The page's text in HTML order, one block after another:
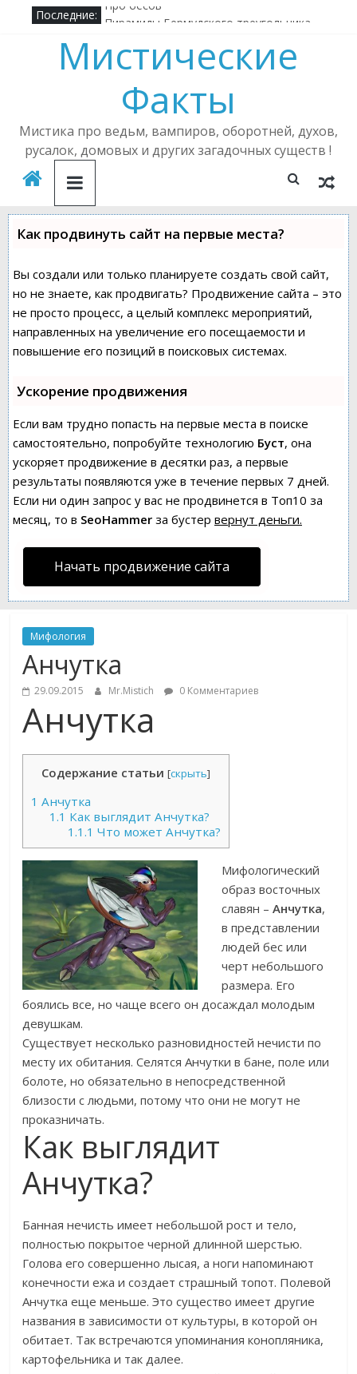
Последние: Про бесов
Алена Полынь — легендарная ведьма
Кричащий лес
Где в России можно встретить русалку?
Подселенный бес
Мистические
Факты
Мистика про ведьм, вампиров, оборотней, духов,
русалок, домовых и других загадочных существ !
Как продвинуть сайт на первые места?
Вы создали или только планируете создать свой сайт,
но не знаете, как продвигать? Продвижение сайта – это
не просто процесс, а целый комплекс мероприятий,
направленных на увеличение его посещаемости и
повышение его позиций в поисковых системах.
Ускорение продвижения
Если вам трудно попасть на первые места в поиске
самостоятельно, попробуйте технологию Буст, она
ускоряет продвижение в десятки раз, а первые
результаты появляются уже в течение первых 7 дней.
Если ни один запрос у вас не продвинется в Топ10 за
месяц, то в SeoHammer за бустер вернут деньги.
Начать продвижение сайта
Мифология
Анчутка
29.09.2015 Mr.Mistich 0 Комментариев
Анчутка
Содержание статьи [скрыть]
1 Анчутка
1.1 Как выглядит Анчутка?
1.1.1 Что может Анчутка?
Мифологический
образ восточных
славян –Анчутка,
в представлении
людей бес или
черт небольшого
размера. Его
боялись все, но чаще всего он досаждал молодым
девушкам.
Существует несколько разновидностей нечисти по
месту их обитания. Селятся Анчутки в бане, поле или
болоте, но обязательно в непосредственной
близости с людьми, потому что они не могут не
проказничать.
Как выглядит
Анчутка?
Банная нечисть имеет небольшой рост и тело,
полностью покрытое черной длинной шерстью.
Голова его совершенно лысая, а ноги напоминают
конечности ежа и создает страшный топот. Полевой
Анчутка еще меньше. Это существо имеет другие
названия в зависимости от культуры, в которой он
обитает. Так встречаются упоминания конопляника,
картофельника и так далее.